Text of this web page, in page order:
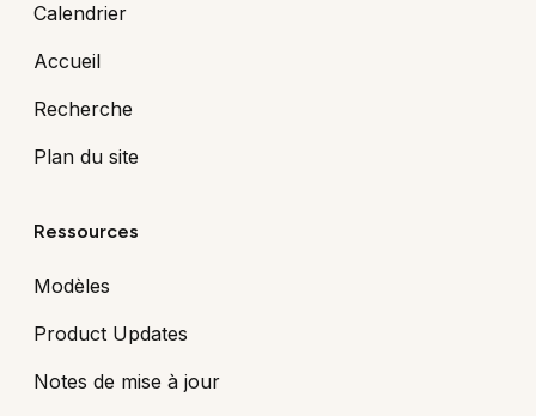
Calendrier
Accueil
Recherche
Plan du site
Ressources
Modèles
Product Updates
Notes de mise à jour